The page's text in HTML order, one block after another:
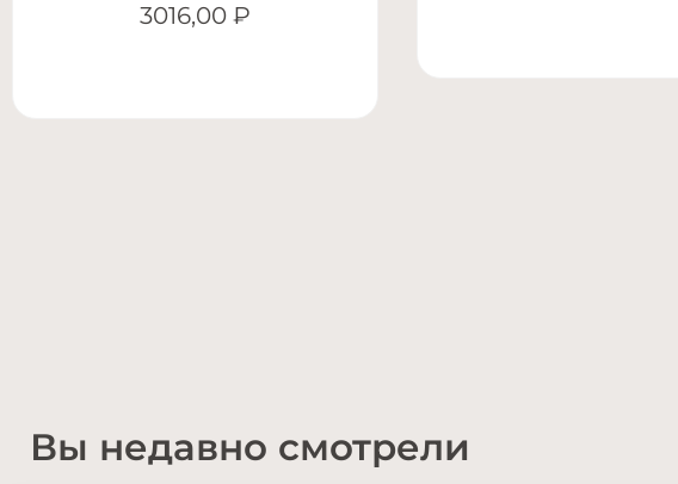
3016,00 ₽
Вы недавно смотрели